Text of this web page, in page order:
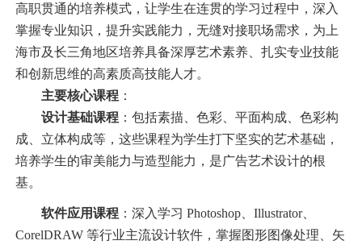
高职贯通的培养模式，让学生在连贯的学习过程中，深入
掌握专业知识，提升实践能力，无缝对接职场需求， 为上
海市及长三角地区培养具备深厚艺术素养、扎实专业技能
和创新思维的高素质高技能人才。
主要核心课程 ：
设计基础课程 ：包括素描、色彩、平面构成、色彩构
成、立体构成等，这些课程为学生打下坚实的艺术基础，
培养学生的审美能力与造型能力，是广告艺术设计的根
基。
软件应用课程 ：深入学习 Photoshop、Illustrator、
CorelDRAW 等行业主流设计软件，掌握图形图像处理、矢